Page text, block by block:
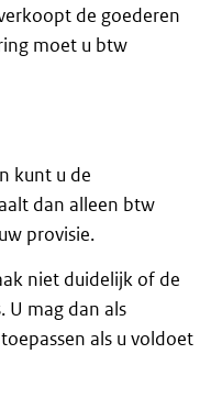
de goederen
moet u btw
kunt u de
dan alleen btw
provisie.
niet duidelijk of de
U mag dan als
als u voldoet